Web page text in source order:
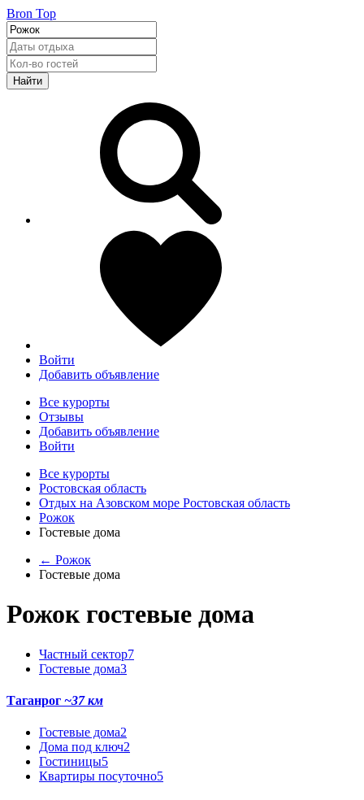
Bron Top
Найти
Войти
Добавить объявление
Все курорты
Отзывы
Добавить объявление
Войти
Все курорты
Ростовская область
Отдых на Азовском море Ростовская область
Рожок
Гостевые дома
← Рожок
Гостевые дома
Рожок гостевые дома
Частный сектор7
Гостевые дома3
Таганрог ~37 км
Гостевые дома2
Дома под ключ2
Гостиницы5
Квартиры посуточно5